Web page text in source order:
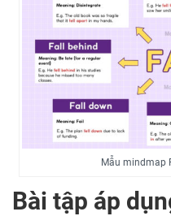
Mẫu mindmap
Bài tập áp